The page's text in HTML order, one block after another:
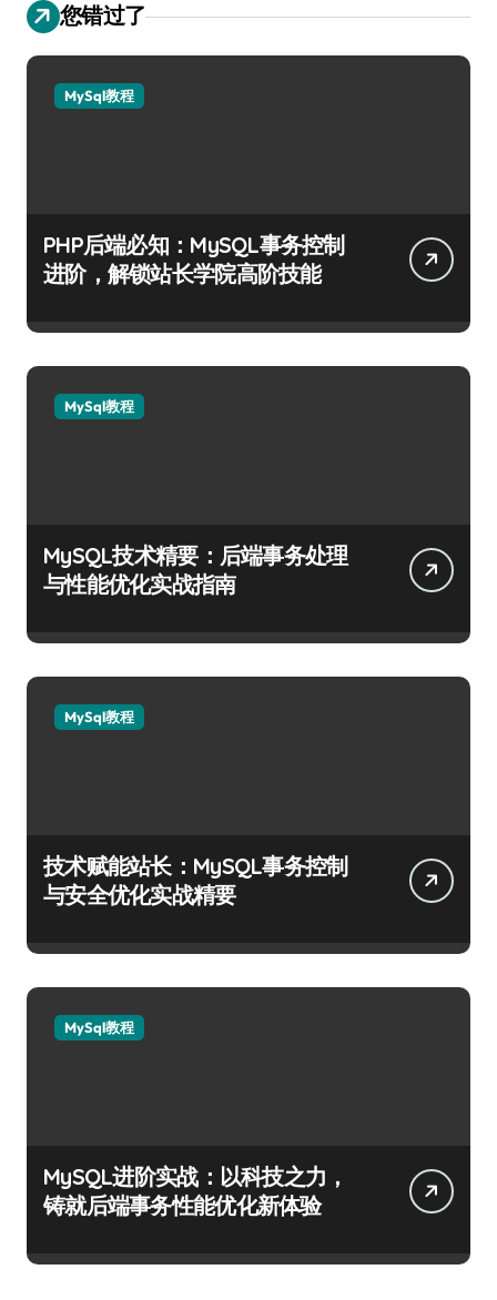
您错过了
MySql教程
PHP后端必知：MySQL事务控制
进阶，解锁站长学院高阶技能
MySql教程
MySQL技术精要：后端事务处理
与性能优化实战指南
MySql教程
技术赋能站长：MySQL事务控制
与安全优化实战精要
MySql教程
MySQL进阶实战：以科技之力，
铸就后端事务性能优化新体验